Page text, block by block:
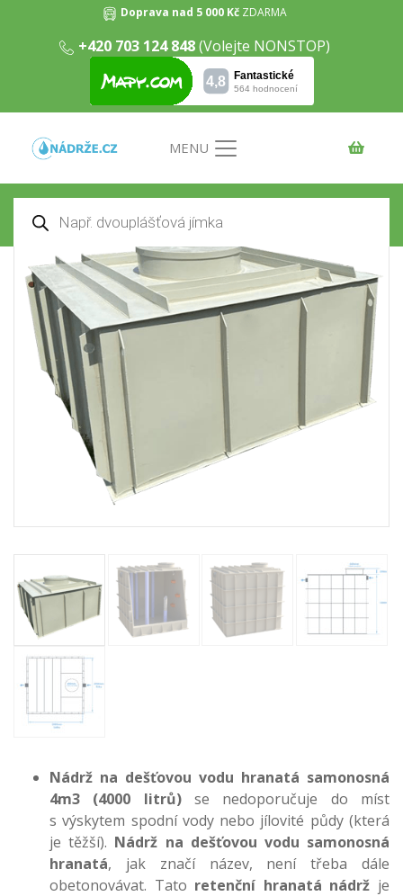
Doprava nad 5 000 Kč ZDARMA
+420 703 124 848(Volejte NONSTOP)
MENU
Products
search
Samonosná hranatá nádrž na
dešťovou vodu 4m3
Domů/Nádrže na dešťovou vodu/ Samonosná
hranatá nádrž na dešťovou vodu 4m3
Nádrž na dešťovou vodu hranatá samonosná
4m3 (4000 litrů)se nedoporučuje do míst
s výskytem spodní vody nebo jílovité půdy (která
je těžší). Nádrž na dešťovou vodu samonosná
hranatá, jak značí název, není třeba dále
obetonovávat. Tato retenční hranatá nádrž je